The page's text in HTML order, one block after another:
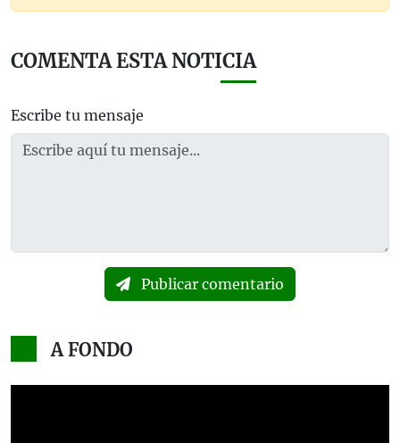
COMENTA ESTA NOTICIA
Escribe tu mensaje
Publicar comentario
A FONDO